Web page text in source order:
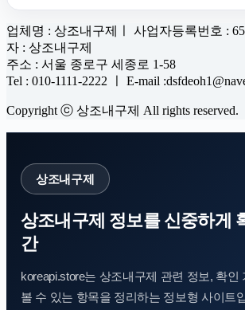
업체명 : 상조내구제ㅣ 사업자등록번호 :
자 : 상조내구제
주소 : 서울 종로구 세종로 1-58
Tel : 010-1111-2222 ㅣ E-mail
Copyright ⓒ 상조내구제 All rights reserved.
상조내구제
상조내구제 정보를 신중하게
간
koreapi.store는 상조내구제 관련 정보, 확인
볼 수 있는 항목을 정리하는 정보형 사이트